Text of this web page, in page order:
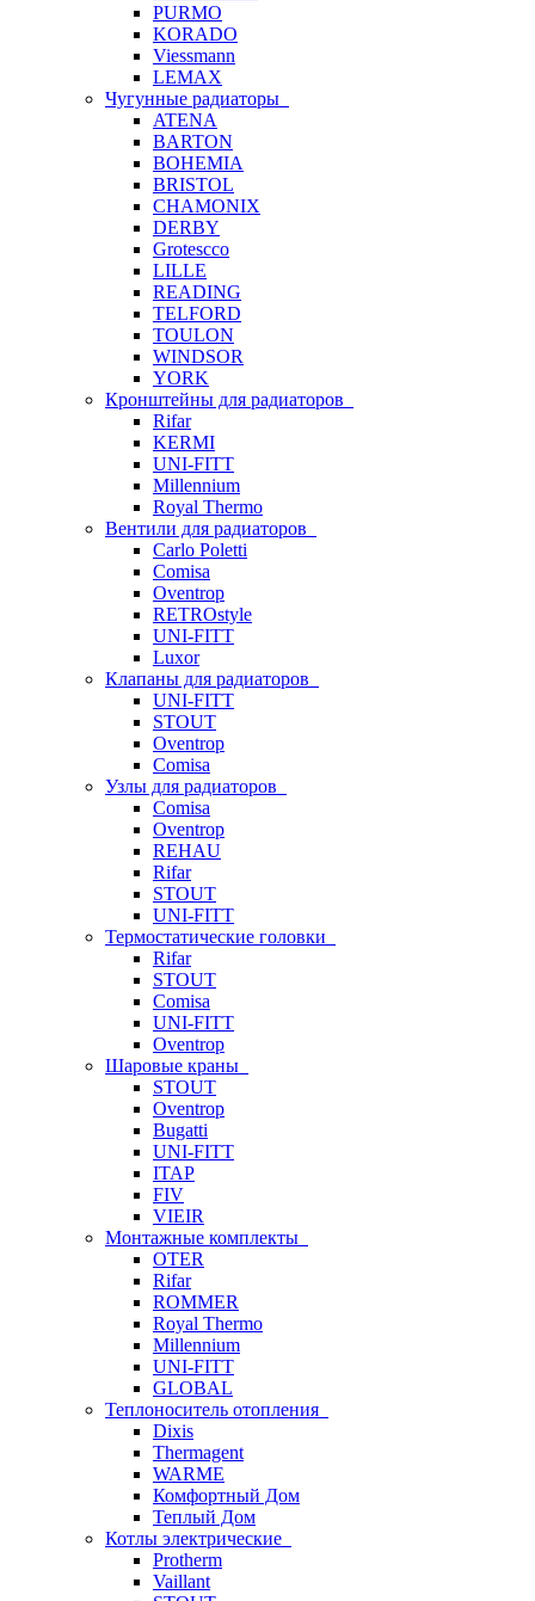
PURMO
KORADO
Viessmann
LEMAX
Чугунные радиаторы
ATENA
BARTON
BOHEMIA
BRISTOL
CHAMONIX
DERBY
Grotescco
LILLE
READING
TELFORD
TOULON
WINDSOR
YORK
Кронштейны для радиаторов
Rifar
KERMI
UNI-FITT
Millennium
Royal Thermo
Вентили для радиаторов
Carlo Poletti
Comisa
Oventrop
RETROstyle
UNI-FITT
Luxor
Клапаны для радиаторов
UNI-FITT
STOUT
Oventrop
Comisa
Узлы для радиаторов
Comisa
Oventrop
REHAU
Rifar
STOUT
UNI-FITT
Термостатические головки
Rifar
STOUT
Comisa
UNI-FITT
Oventrop
Шаровые краны
STOUT
Oventrop
Bugatti
UNI-FITT
ITAP
FIV
VIEIR
Монтажные комплекты
OTER
Rifar
ROMMER
Royal Thermo
Millennium
UNI-FITT
GLOBAL
Теплоноситель отопления
Dixis
Thermagent
WARME
Комфортный Дом
Теплый Дом
Котлы электрические
Protherm
Vaillant